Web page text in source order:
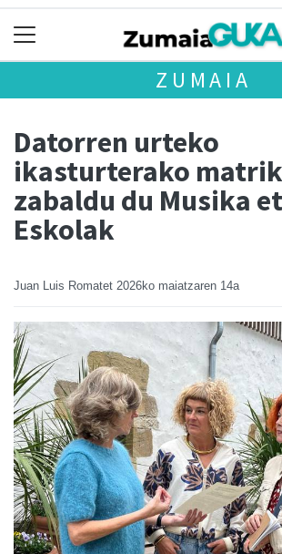
ZUMAIA
Datorren urteko
ikasturterako
zabaldu du Musika
Eskolak
Juan Luis Romatet 2026ko maiatzaren 14a